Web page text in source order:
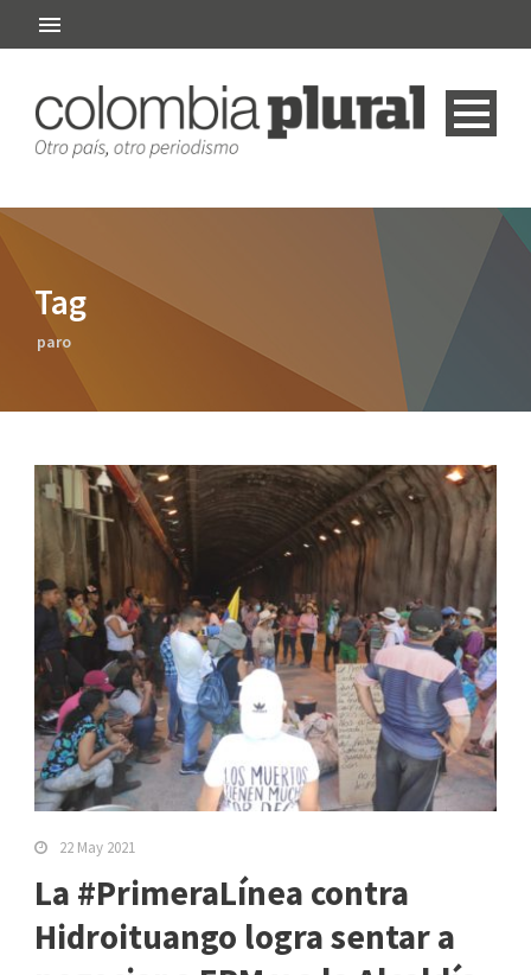
Tag
paro
22 May 2021
La #PrimeraLínea contra
Hidroituango logra sentar a